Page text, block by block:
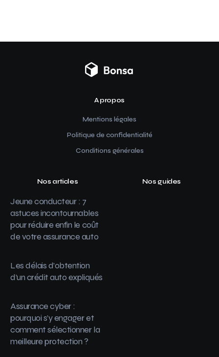
A propos
Mentions légales
Politique de confidentialité
Conditions générales
Nos articles
Jeune conducteur : 7
astuces incontournables
pour réduire enfin le coût
de votre assurance auto
Les délais d’obtention
d’un crédit auto expliqués
Assurance cyber :
pourquoi s’y engager et
comment sélectionner la
meilleure protection ?
Nos guides